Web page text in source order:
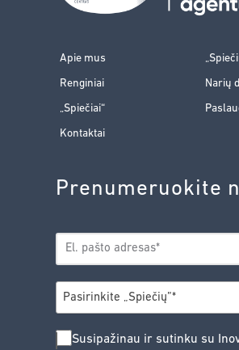
Apie mus
Renginiai Narių
„Spiečiai“
Kontaktai
Prenumeruokite
EL.
PAŠTAS*
MIESTAS*
Pasirinkite „Spiečių”*
SUSIPAŽINAU
Susipažinau ir sutinku su